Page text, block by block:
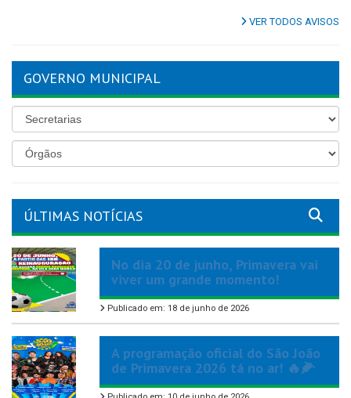
VER TODOS AVISOS
GOVERNO MUNICIPAL
ÚLTIMAS NOTÍCIAS
No dia 20 de junho, Primavera vai
viver um grande momento!
Publicado em: 18 de junho de 2026
A programação oficial do São João
de Primavera 2026 tá no ar! 🔥🌽